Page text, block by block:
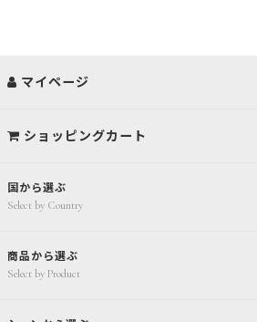
国から選ぶ
Select by Country
商品から選ぶ
Select by Product
マイページ
ショッピングカート